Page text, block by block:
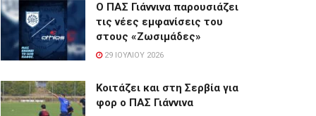
Ο ΠΑΣ Γιάννινα παρουσιάζει
τις νέες εμφανίσεις του
στους «Ζωσιμάδες»
29 ΙΟΥΛΊΟΥ 2026
Κοιτάζει και στη Σερβία για
φορ ο ΠΑΣ Γιάννινα